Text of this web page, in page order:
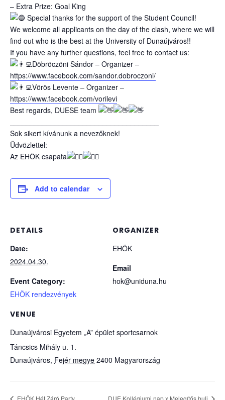
– Extra Prize: Goal King
Special thanks for the support of the Student Council!
We welcome all applicants on the day of the clash, where we will
find out who is the best at the University of Dunaújváros!!
If you have any further questions, feel free to contact us:
Döbröczöni Sándor – Organizer –
https://www.facebook.com/sandor.dobroczoni/
Vörös Levente – Organizer –
https://www.facebook.com/vorilevi
Best regards, DUESE team
Sok sikert kívánunk a nevezőknek!
Üdvözlettel:
Az EHÖK csapata
Add to calendar
DETAILS
Date:
2024.04.30.
Event Category:
EHÖK rendezvények
VENUE
Dunaújvárosi Egyetem „A” épület sportcsarnok
Táncsics Mihály u. 1.
Dunaújváros, Fejér megye 2400 Magyarország
ORGANIZER
EHÖK
Email
hok@uniduna.hu
EHÖK Hét Záró Party DUE Kollégiumi nap x Melegítős buli